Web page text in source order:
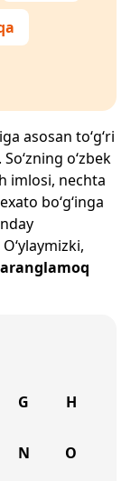
asosan to‘g‘ri
o‘zbek
imlosi, nechta
bo‘g‘inga
G H
N O